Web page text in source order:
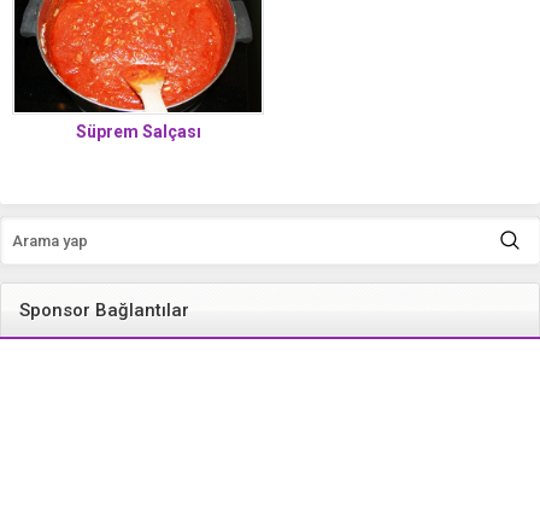
Süprem Salçası
Sponsor Bağlantılar